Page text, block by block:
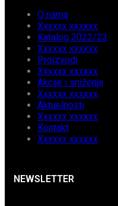
O nama
Xxxxxx xxxxxx
Katalog 2022/23
Xxxxxx xxxxxx
Proizvodi
Xxxxxx xxxxxx
Akcije i sniženja
Xxxxxx xxxxxx
Aktuelnosti
Xxxxxx xxxxxx
Kontakt
Xxxxxx xxxxxx
NEWSLETTER